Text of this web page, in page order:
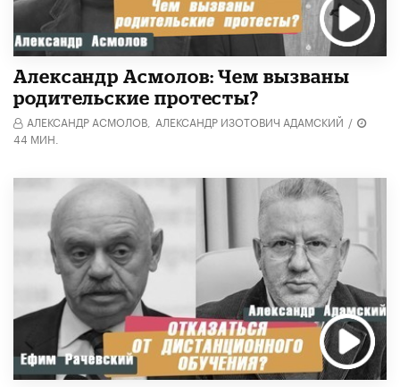
Александр Асмолов: Чем вызваны
родительские протесты?
АЛЕКСАНДР АСМОЛОВ, АЛЕКСАНДР ИЗОТОВИЧ АДАМСКИЙ /
44 МИН.